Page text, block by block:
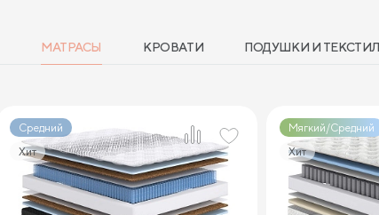
МАТРАСЫ КРОВАТИ ПОДУШКИ И
Средний
Хит
2
Мягкий/Средний
Хит
2